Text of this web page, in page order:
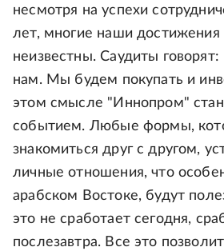
несмотря на успехи
лет, многие наши достижения
неизвестны. Саудиты
нам. Мы будем покупать и
этом смысле "Иннопром"
событием. Любые формы,
знакомиться друг с другом,
личные отношения, что
арабском Востоке, будут
это не сработает сегодня,
послезавтра. Все это